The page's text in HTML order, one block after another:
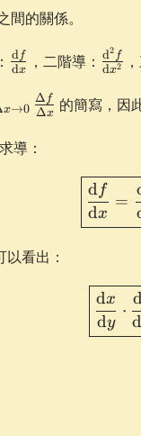
的關係。
\frac{\d
f}{\d x}
dx
df ，二階導：
f}{\d
dx2
d2 f
x}
x→0 Δx
Δ f 的簡寫，因
求導：
dx
df
=
以看出：
dy
dx
⋅